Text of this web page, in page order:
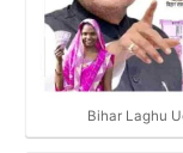
Bihar Laghu